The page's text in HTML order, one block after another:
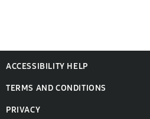
ACCESSIBILITY HELP
TERMS AND CONDITIONS
PRIVACY